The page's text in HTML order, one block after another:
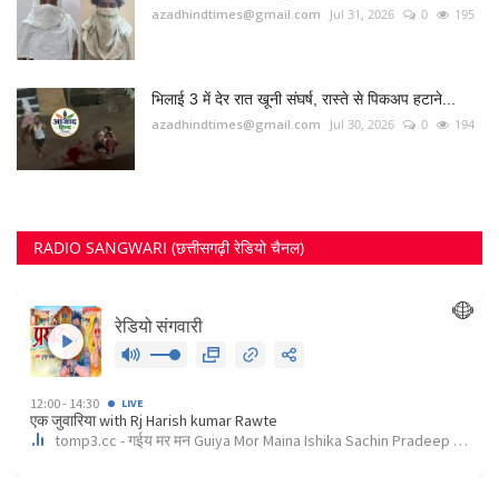
azadhindtimes@gmail.com Jul 31, 2026 0 195
भिलाई 3 में देर रात खूनी संघर्ष, रास्ते से पिकअप हटाने...
azadhindtimes@gmail.com Jul 30, 2026 0 194
RADIO SANGWARI (छत्तीसगढ़ी रेडियो चैनल)